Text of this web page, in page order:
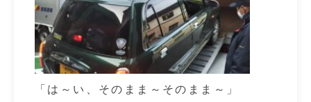
「は～い、そのまま～そのまま～」